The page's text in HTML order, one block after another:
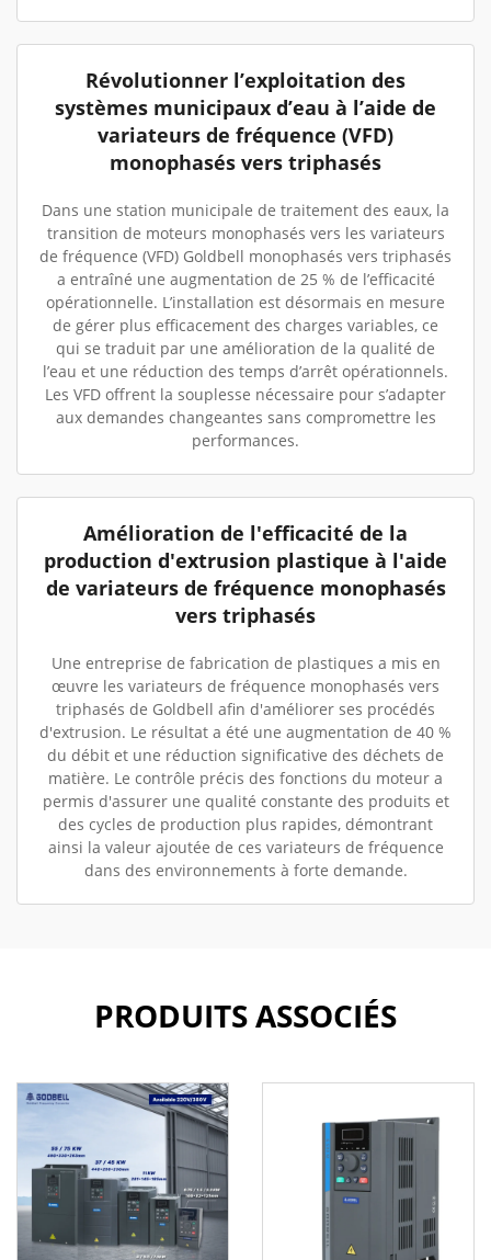
Révolutionner l’exploitation des
systèmes municipaux d’eau à l’aide de
variateurs de fréquence (VFD)
monophasés vers triphasés
Dans une station municipale de traitement des eaux, la
transition de moteurs monophasés vers les variateurs
de fréquence (VFD) Goldbell monophasés vers triphasés
a entraîné une augmentation de 25 % de l’efficacité
opérationnelle. L’installation est désormais en mesure
de gérer plus efficacement des charges variables, ce
qui se traduit par une amélioration de la qualité de
l’eau et une réduction des temps d’arrêt opérationnels.
Les VFD offrent la souplesse nécessaire pour s’adapter
aux demandes changeantes sans compromettre les
performances.
Amélioration de l'efficacité de la
production d'extrusion plastique à l'aide
de variateurs de fréquence monophasés
vers triphasés
Une entreprise de fabrication de plastiques a mis en
œuvre les variateurs de fréquence monophasés vers
triphasés de Goldbell afin d'améliorer ses procédés
d'extrusion. Le résultat a été une augmentation de 40 %
du débit et une réduction significative des déchets de
matière. Le contrôle précis des fonctions du moteur a
permis d'assurer une qualité constante des produits et
des cycles de production plus rapides, démontrant
ainsi la valeur ajoutée de ces variateurs de fréquence
dans des environnements à forte demande.
PRODUITS ASSOCIÉS